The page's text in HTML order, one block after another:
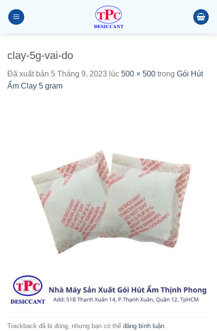
đến
clay-5g-vai-do
Đã xuất bản 5 Tháng 9, 2023 lúc 500 × 500 trong Gói Hút
Ẩm Clay 5 gram
Trackback đã bị đóng, nhưng bạn có thể đăng bình luận